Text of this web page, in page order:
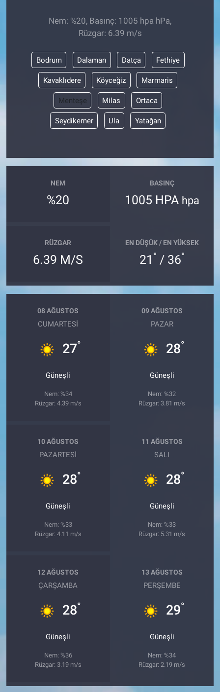
Nem: %20, Basınç: 1005 hpa hPa,
Rüzgar: 6.39 m/s
Bodrum Dalaman Datça Fethiye
Kavaklıdere Köyceğiz Marmaris
Menteşe Milas Ortaca
Seydikemer Ula Yatağan
NEM
%20
BASINÇ
1005 HPA hpa
RÜZGAR
6.39 M/S
EN DÜŞÜK / EN YÜKSEK
21 ° / 36°
08 AĞUSTOS
CUMARTESI
27°
Güneşli
Nem: %34
Rüzgar: 4.39 m/s
09 AĞUSTOS
PAZAR
28°
Güneşli
Nem: %32
Rüzgar: 3.81 m/s
10 AĞUSTOS
PAZARTESI
28°
Güneşli
Nem: %33
Rüzgar: 4.11 m/s
11 AĞUSTOS
SALI
28°
Güneşli
Nem: %33
Rüzgar: 5.31 m/s
12 AĞUSTOS
ÇARŞAMBA
28°
Güneşli
Nem: %36
Rüzgar: 3.19 m/s
13 AĞUSTOS
PERŞEMBE
29°
Güneşli
Nem: %34
Rüzgar: 2.19 m/s